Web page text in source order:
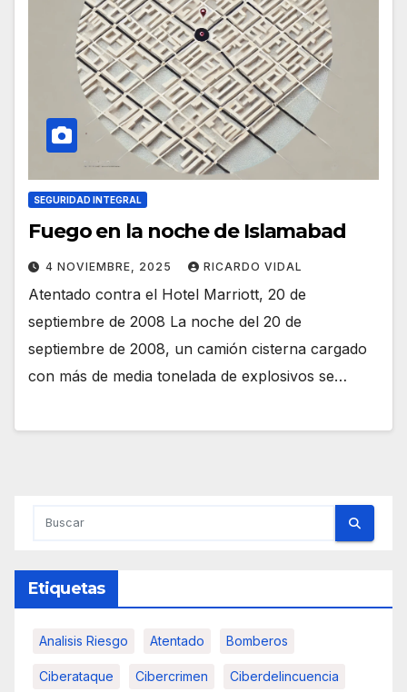
SEGURIDAD INTEGRAL
Fuego en la noche de Islamabad
4 NOVIEMBRE, 2025 RICARDO VIDAL
Atentado contra el Hotel Marriott, 20 de
septiembre de 2008 La noche del 20 de
septiembre de 2008, un camión cisterna cargado
con más de media tonelada de explosivos se…
Etiquetas
Analisis Riesgo Atentado Bomberos
Ciberataque Cibercrimen Ciberdelincuencia